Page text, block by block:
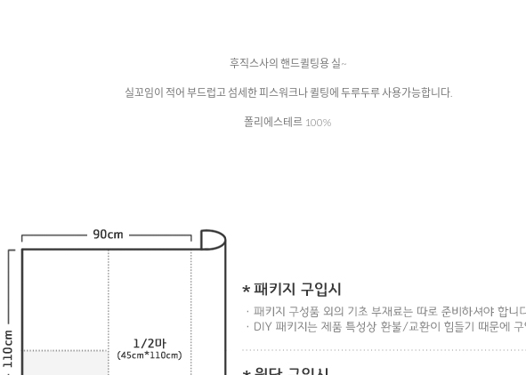
후직스사의 핸드퀼팅용 실~
실꼬임이 적어 부드럽고 섬세한 피스워크나 퀼팅에 두루두루 사용가능합니다.
폴리에스테르 100%